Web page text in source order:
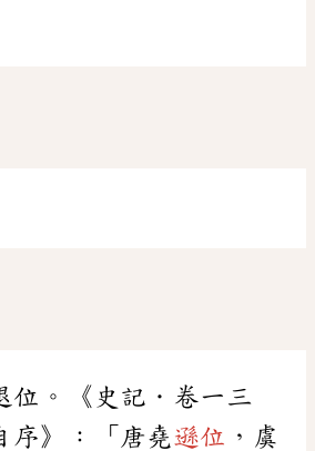
位。《史記．卷一三
序》：「唐堯遜位 ，虞